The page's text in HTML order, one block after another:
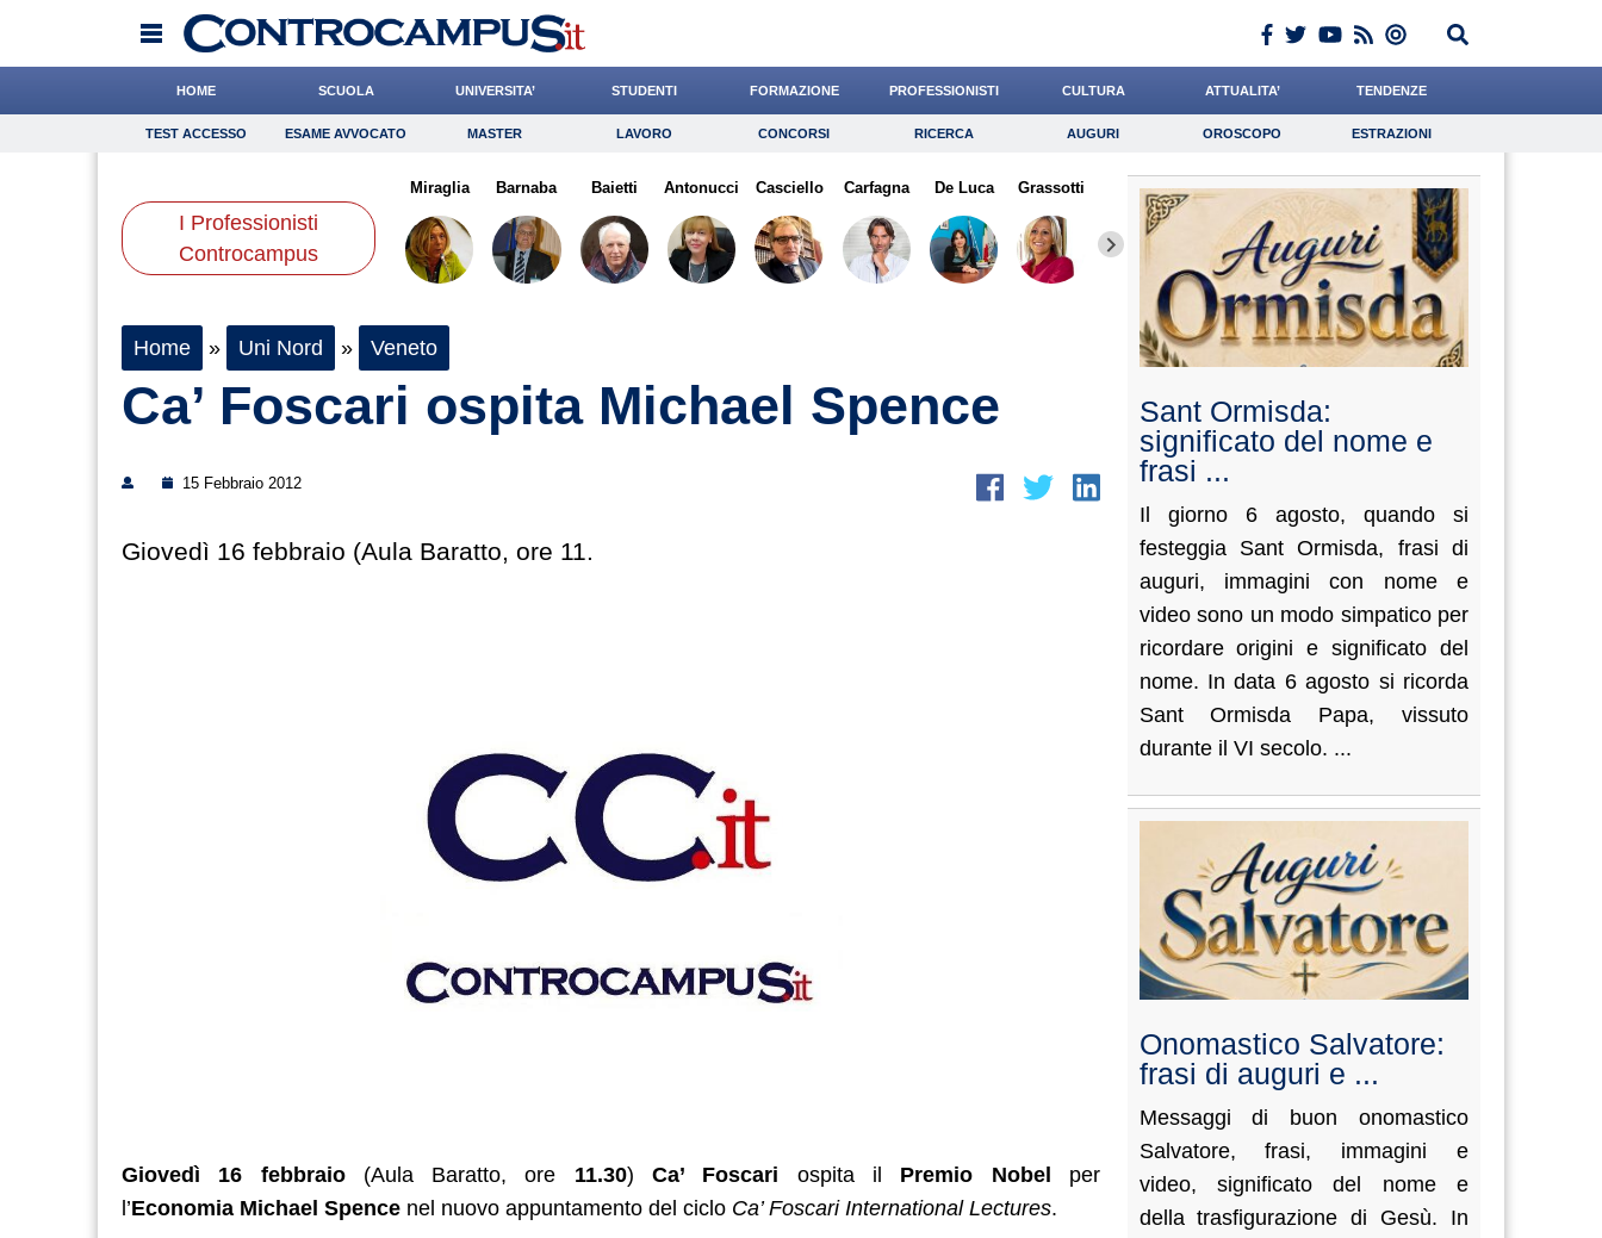
HOME SCUOLA UNIVERSITA’ STUDENTI FORMAZIONE PROFESSIONISTI CULTURA ATTUALITA’ TENDENZE
TEST ACCESSO Esame Avvocato Master Lavoro Concorsi Ricerca Auguri Oroscopo Estrazioni
Consigli Risparmio Diritto Economia Giornalista Lavoro Psicologia
Scienze
TEST ACCESSO ESAME AVVOCATO MASTER LAVORO CONCORSI RICERCA AUGURI OROSCOPO ESTRAZIONI
I Professionisti
Controcampus
Miraglia Barnaba Baietti Antonucci Casciello Carfagna De Luca Grassotti Meoli Liguori Quaglia Califano di Geso
Home » Uni Nord » Veneto
Ca’ Foscari ospita Michael Spence
15 Febbraio 2012
Giovedì 16 febbraio (Aula Baratto, ore 11.
Giovedì 16 febbraio(Aula Baratto, ore 11.30)Ca’ Foscari ospita il Premio Nobel per
l’Economia Michael Spence nel nuovo appuntamento del ciclo Ca’ Foscari International Lectures.
Sant Ormisda:
significato del nome e
frasi ...
Il giorno 6 agosto, quando si
festeggia Sant Ormisda, frasi di
auguri, immagini con nome e
video sono un modo simpatico per
ricordare origini e significato del
nome. In data 6 agosto si ricorda
Sant Ormisda Papa, vissuto
durante il VI secolo. ...
Onomastico Salvatore:
frasi di auguri e ...
Messaggi di buon onomastico
Salvatore, frasi, immagini e
video, significato del nome e
della trasfigurazione di Gesù. In